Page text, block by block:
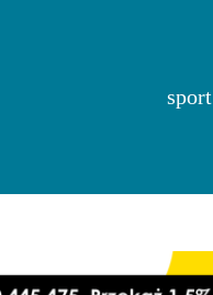
sport